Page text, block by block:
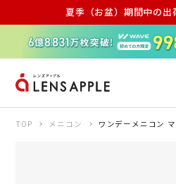
夏季（お盆）期間中の出
アキュビュー メ
TOP メニコン ワンデーメニコン